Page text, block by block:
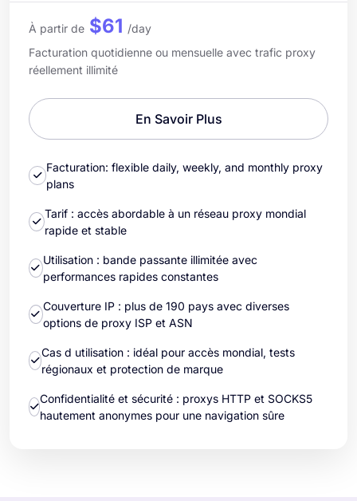
À partir de $61 /day
Facturation quotidienne ou mensuelle avec trafic proxy
réellement illimité
En Savoir Plus
Facturation: flexible daily, weekly, and monthly proxy
plans
Tarif : accès abordable à un réseau proxy mondial
rapide et stable
Utilisation : bande passante illimitée avec
performances rapides constantes
Couverture IP : plus de 190 pays avec diverses
options de proxy ISP et ASN
Cas d utilisation : idéal pour accès mondial, tests
régionaux et protection de marque
Confidentialité et sécurité : proxys HTTP et SOCKS5
hautement anonymes pour une navigation sûre